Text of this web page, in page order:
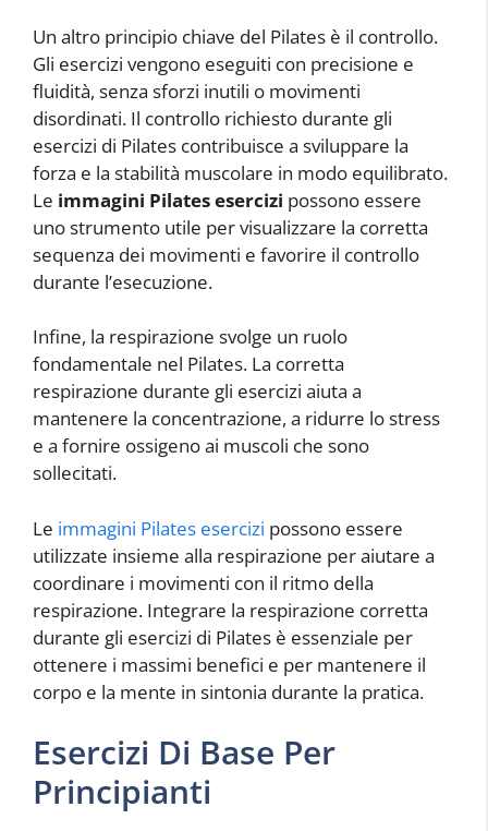
Un altro principio chiave del Pilates è il controllo.
Gli esercizi vengono eseguiti con precisione e
fluidità, senza sforzi inutili o movimenti
disordinati. Il controllo richiesto durante gli
esercizi di Pilates contribuisce a sviluppare la
forza e la stabilità muscolare in modo equilibrato.
Le immagini Pilates esercizi possono essere
uno strumento utile per visualizzare la corretta
sequenza dei movimenti e favorire il controllo
durante l’esecuzione.
Infine, la respirazione svolge un ruolo
fondamentale nel Pilates. La corretta
respirazione durante gli esercizi aiuta a
mantenere la concentrazione, a ridurre lo stress
e a fornire ossigeno ai muscoli che sono
sollecitati.
Le immagini Pilates esercizi possono essere
utilizzate insieme alla respirazione per aiutare a
coordinare i movimenti con il ritmo della
respirazione. Integrare la respirazione corretta
durante gli esercizi di Pilates è essenziale per
ottenere i massimi benefici e per mantenere il
corpo e la mente in sintonia durante la pratica.
Esercizi Di Base Per
Principianti